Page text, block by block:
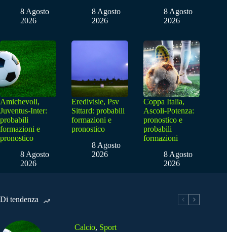
8 Agosto
2026
8 Agosto
2026
8 Agosto
2026
Amichevoli,
Juventus-Inter:
probabili
formazioni e
pronostico
8 Agosto
2026
Eredivisie, Psv
Sittard: probabili
formazioni e
pronostico
8 Agosto
2026
Coppa Italia,
Ascoli-Potenza:
pronostico e
probabili
formazioni
8 Agosto
2026
Di tendenza
Calcio, Sport